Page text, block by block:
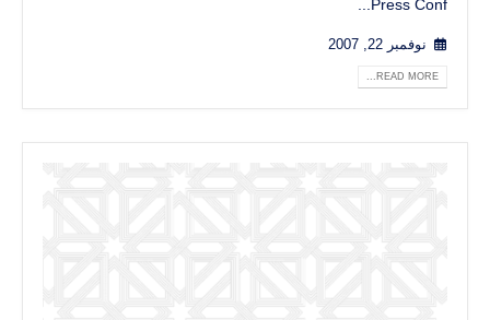
Press Conf...
نوفمبر 22, 2007
READ MORE...